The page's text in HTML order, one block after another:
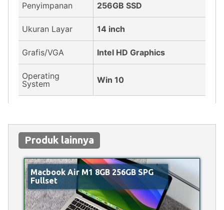
Penyimpanan 256GB SSD
Ukuran Layar 14 inch
Grafis/VGA Intel HD Graphics
Operating
System
Win 10
Produk lainnya
Macbook Air M1 8GB 256GB SPG
Fullset